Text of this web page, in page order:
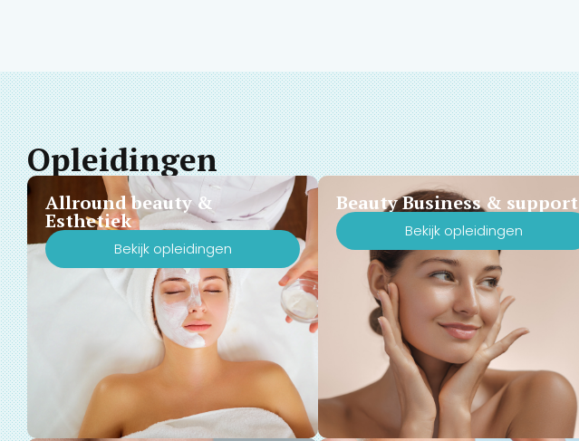
Opleidingen
Allround beauty &
Esthetiek
Bekijk opleidingen
Beauty Business & support
Bekijk opleidingen